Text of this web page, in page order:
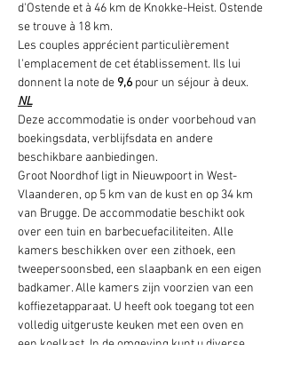
d'Ostende et à 46 km de Knokke-Heist. Ostende
se trouve à 18 km.
Les couples apprécient particulièrement
l'emplacement de cet établissement. Ils lui
donnent la note de 9,6 pour un séjour à deux.
NL
Deze accommodatie is onder voorbehoud van
boekingsdata, verblijfsdata en andere
beschikbare aanbiedingen.
Groot Noordhof ligt in Nieuwpoort in West-
Vlaanderen, op 5 km van de kust en op 34 km
van Brugge. De accommodatie beschikt ook
over een tuin en barbecuefaciliteiten. Alle
kamers beschikken over een zithoek, een
tweepersoonsbed, een slaapbank en een eigen
badkamer. Alle kamers zijn voorzien van een
koffiezetapparaat. U heeft ook toegang tot een
volledig uitgeruste keuken met een oven en
een koelkast. In de omgeving kunt u diverse